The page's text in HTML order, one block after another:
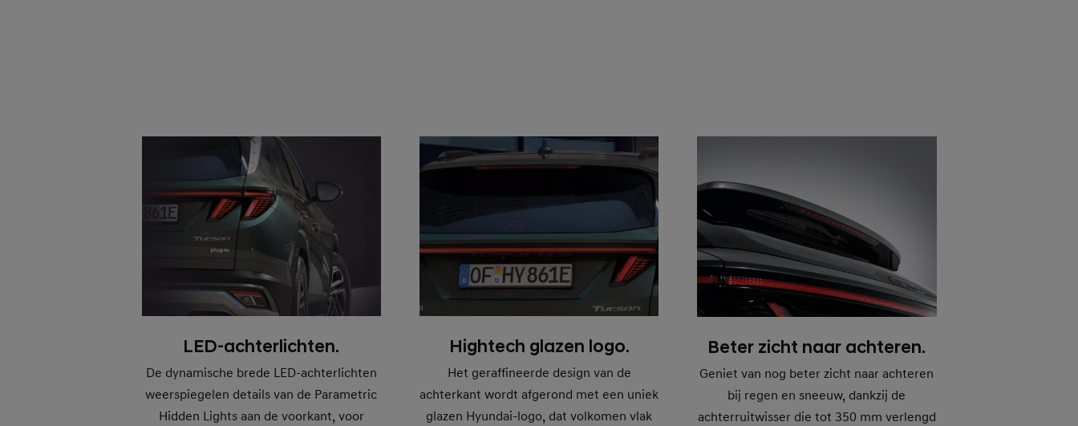
LED-achterlichten.
De dynamische brede LED-achterlichten
weerspiegelen details van de Parametric
Hidden Lights aan de voorkant, voor
Hightech glazen logo.
Het geraffineerde design van de
achterkant wordt afgerond met een uniek
glazen Hyundai-logo, dat volkomen vlak
Beter zicht naar achteren.
Geniet van nog beter zicht naar achteren
bij regen en sneeuw, dankzij de
achterruitwisser die tot 350 mm verlengd